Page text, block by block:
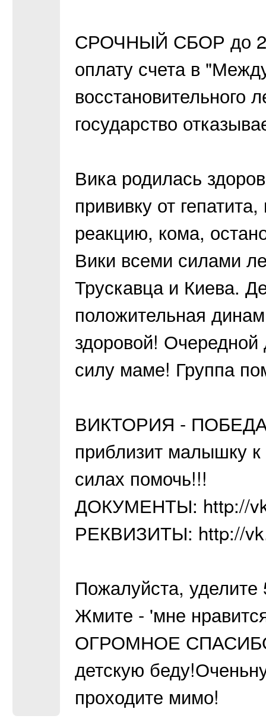
СРОЧНЫЙ СБОР до
оплату счета в
восстановительного
государство
Вика родилась
прививку от
реакцию, кома,
Вики всеми силами
Трускавца и Киева.
положительная
здоровой!
силу маме! Группа
ВИКТОРИЯ -
приблизит малышку
силах помочь!!!
ДОКУМЕНТЫ: http://
РЕКВИЗИТЫ: http://
Пожалуйста,
Жмите - 'мне
ОГРОМНОЕ СПАСИБО
детскую
проходите мимо!